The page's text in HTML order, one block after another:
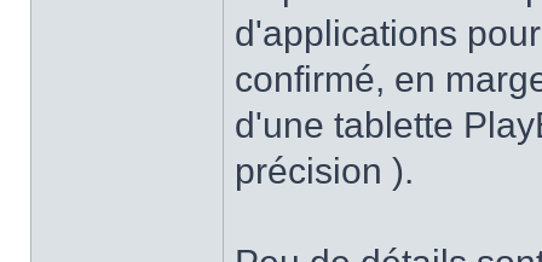
d'applications
confirmé, en
d'une tablette
précision ).